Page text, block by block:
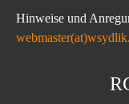
Hinweise und